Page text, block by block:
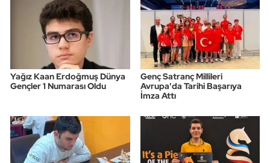
Yağız Kaan Erdoğmuş Dünya
Gençler 1 Numarası Oldu
Genç Satranç Millileri
Avrupa'da Tarihi Başarıya
İmza Attı